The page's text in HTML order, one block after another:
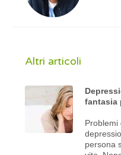
Altri articoli
fantasia
Problemi
persona